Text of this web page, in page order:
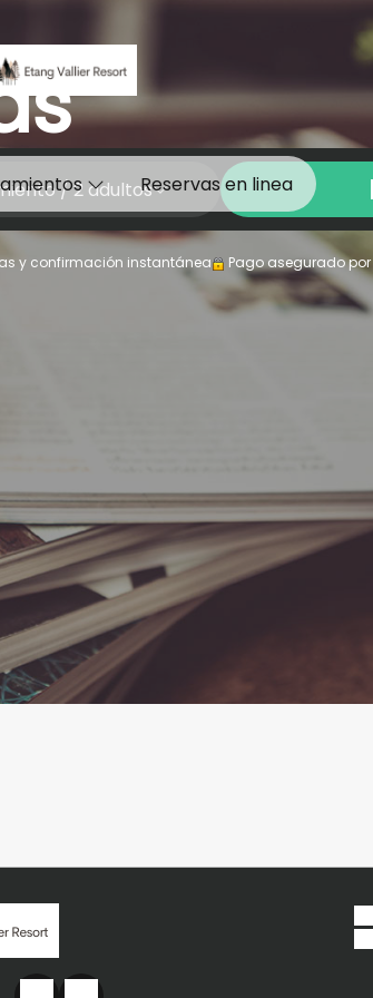
Reservas en linea
/2adultos
y confirmación instantánea Pago asegurado por